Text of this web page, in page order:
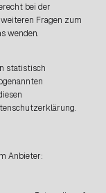
bei der
Fragen zum
wenden.
statistisch
Anbieter: